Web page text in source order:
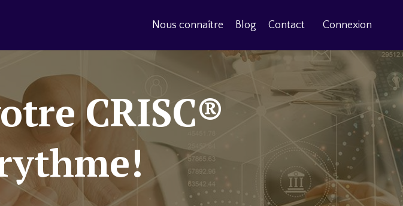
Nous connaître Blog Contact Connexion
CRISC®